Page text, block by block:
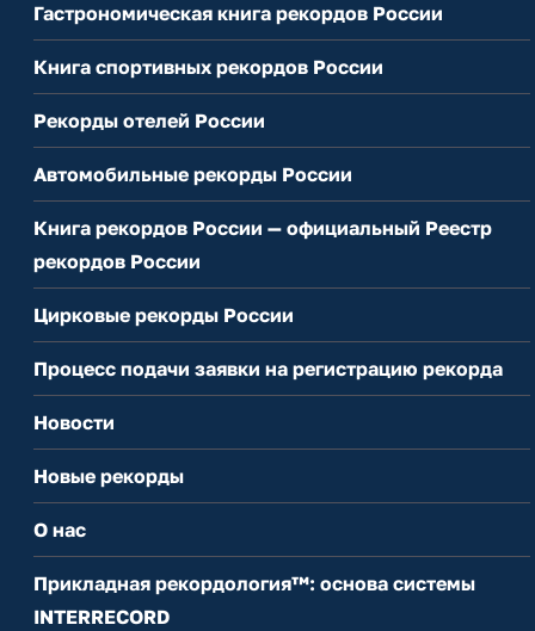
Гастрономическая книга рекордов России
Книга спортивных рекордов России
Рекорды отелей России
Автомобильные рекорды России
Книга рекордов России — официальный Реестр
рекордов России
Цирковые рекорды России
Процесс подачи заявки на регистрацию рекорда
Новости
Новые рекорды
О нас
Прикладная рекордология™: основа системы
INTERRECORD